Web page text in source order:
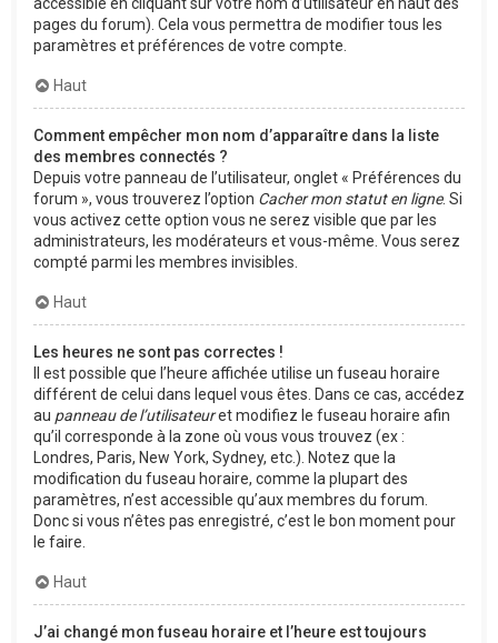
pages du forum). Cela vous permettra de modifier tous les
paramètres et préférences de votre compte.
Haut
Comment empêcher mon nom d’apparaître dans la liste
des membres connectés ?
Depuis votre panneau de l’utilisateur, onglet « Préférences du
forum », vous trouverez l’option Cacher mon statut en ligne. Si
vous activez cette option vous ne serez visible que par les
administrateurs, les modérateurs et vous-même. Vous serez
compté parmi les membres invisibles.
Haut
Les heures ne sont pas correctes !
Il est possible que l’heure affichée utilise un fuseau horaire
différent de celui dans lequel vous êtes. Dans ce cas, accédez
au panneau de l’utilisateuret modifiez le fuseau horaire afin
qu’il corresponde à la zone où vous vous trouvez (ex :
Londres, Paris, New York, Sydney, etc.). Notez que la
modification du fuseau horaire, comme la plupart des
paramètres, n’est accessible qu’aux membres du forum.
Donc si vous n’êtes pas enregistré, c’est le bon moment pour
le faire.
Haut
J’ai changé mon fuseau horaire et l’heure est toujours